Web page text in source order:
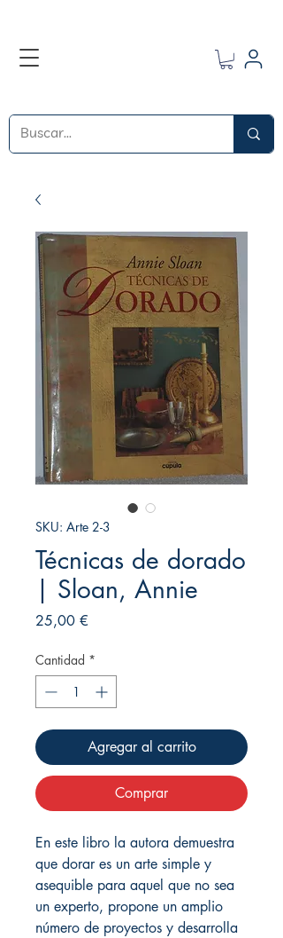
SKU: Arte 2-3
Técnicas de dorado
| Sloan, Annie
25,00 €
Cantidad *
Agregar al carrito
Comprar
En este libro la autora demuestra
que dorar es un arte simple y
asequible para aquel que no sea
un experto, propone un amplio
número de proyectos y desarrolla